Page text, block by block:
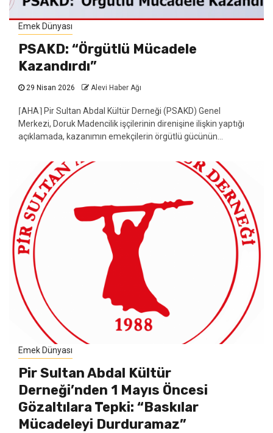
Emek Dünyası
PSAKD: “Örgütlü Mücadele
Kazandırdı”
29 Nisan 2026 Alevi Haber Ağı
⌈AHA⌉ Pir Sultan Abdal Kültür Derneği (PSAKD) Genel
Merkezi, Doruk Madencilik işçilerinin direnişine ilişkin yaptığı
açıklamada, kazanımın emekçilerin örgütlü gücünün...
Emek Dünyası
Pir Sultan Abdal Kültür
Derneği’nden 1 Mayıs Öncesi
Gözaltılara Tepki: “Baskılar
Mücadeleyi Durduramaz”